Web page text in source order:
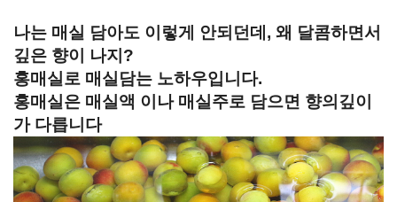
나는 매실 담아도 이렇게 안되던데, 왜 달콤하면서
깊은 향이 나지?
홍매실로 매실담는 노하우입니다.
홍매실은 매실액 이나 매실주로 담으면 향의깊이
가 다릅니다